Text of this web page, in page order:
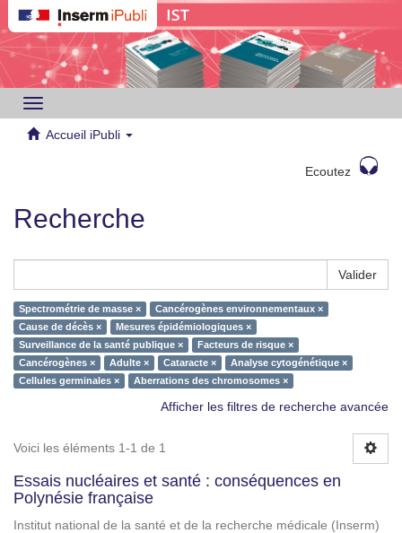
Toggle
navigation
Accueil iPubli
Ecoutez
Recherche
Valider
Spectrométrie de masse ×
Cancérogènes environnementaux ×
Cause de décès ×
Mesures épidémiologiques ×
Surveillance de la santé publique ×
Facteurs de risque ×
Cancérogènes ×
Adulte × Cataracte ×
Analyse cytogénétique ×
Cellules germinales ×
Aberrations des chromosomes ×
Afficher les filtres de recherche avancée
Voici les éléments 1-1 de 1
Essais nucléaires et santé : conséquences en
Polynésie française
Institut national de la santé et de la recherche médicale (Inserm)